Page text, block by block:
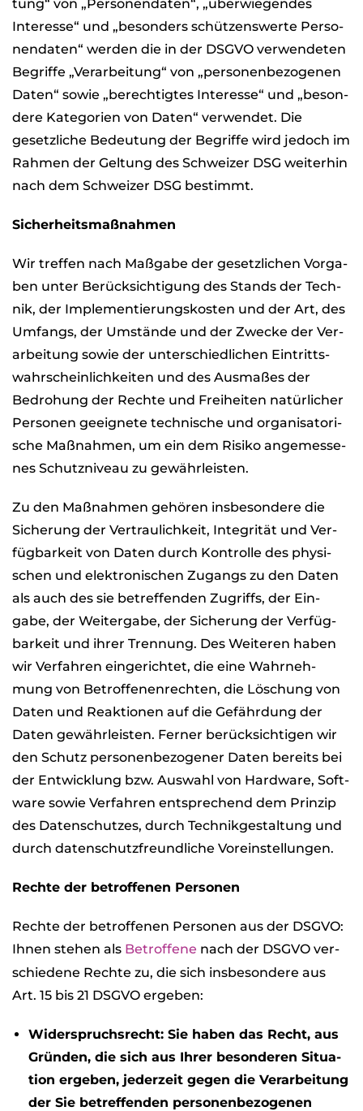
tung“ von „Per­so­nen­da­ten“, „über­wie­gen­des
Inter­esse“ und „beson­ders schüt­zens­werte Per­so­
nen­da­ten“ wer­den die in der DSGVO ver­wen­de­ten
Begriffe „Ver­ar­bei­tung“ von „per­so­nen­be­zo­ge­nen
Daten“ sowie „berech­tig­tes Inter­esse“ und „beson­
dere Kate­go­rien von Daten“ ver­wen­det. Die
gesetz­li­che Bedeu­tung der Begriffe wird jedoch im
Rah­men der Gel­tung des Schwei­zer DSG wei­ter­hin
nach dem Schwei­zer DSG bestimmt.
Sicher­heits­maß­nah­men
Wir tref­fen nach Maß­gabe der gesetz­li­chen Vor­ga­
ben unter Berück­sich­ti­gung des Stands der Tech­
nik, der Imple­men­tie­rungs­kos­ten und der Art, des
Umfangs, der Umstände und der Zwe­cke der Ver­
ar­bei­tung sowie der unter­schied­li­chen Ein­tritts­
wahr­schein­lich­kei­ten und des Aus­ma­ßes der
Bedro­hung der Rechte und Frei­hei­ten natür­li­cher
Per­so­nen geeig­nete tech­ni­sche und orga­ni­sa­to­ri­
sche Maß­nah­men, um ein dem Risiko ange­mes­se­
nes Schutz­ni­veau zu gewähr­leis­ten.
Zu den Maß­nah­men gehö­ren ins­be­son­dere die
Siche­rung der Ver­trau­lich­keit, Inte­gri­tät und Ver­
füg­bar­keit von Daten durch Kon­trolle des phy­si­
schen und elek­tro­ni­schen Zugangs zu den Daten
als auch des sie betref­fen­den Zugriffs, der Ein­
gabe, der Wei­ter­gabe, der Siche­rung der Ver­füg­
bar­keit und ihrer Tren­nung. Des Wei­te­ren haben
wir Ver­fah­ren ein­ge­rich­tet, die eine Wahr­neh­
mung von Betrof­fe­nen­rech­ten, die Löschung von
Daten und Reak­tio­nen auf die Gefähr­dung der
Daten gewähr­leis­ten. Fer­ner berück­sich­ti­gen wir
den Schutz per­so­nen­be­zo­ge­ner Daten bereits bei
der Ent­wick­lung bzw. Aus­wahl von Hard­ware, Soft­
ware sowie Ver­fah­ren ent­spre­chend dem Prin­zip
des Daten­schut­zes, durch Tech­nik­ge­stal­tung und
durch daten­schutz­freund­li­che Vor­ein­stel­lun­gen.
Rechte der betrof­fe­nen Per­so­nen
Rechte der betrof­fe­nen Per­so­nen aus der DSGVO:
Ihnen ste­hen als Betrof­fene nach der DSGVO ver­
schie­dene Rechte zu, die sich ins­be­son­dere aus
Art. 15 bis 21 DSGVO erge­ben:
Wider­spruchs­recht: Sie haben das Recht, aus
Grün­den, die sich aus Ihrer beson­de­ren Situa­
tion erge­ben, jeder­zeit gegen die Ver­ar­bei­tung
der Sie betref­fen­den per­so­nen­be­zo­ge­nen